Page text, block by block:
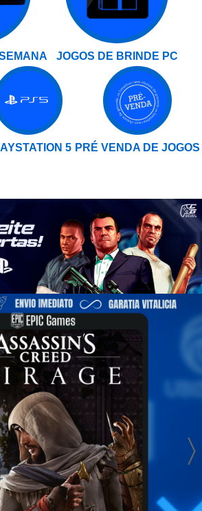
JOGOS DE BRINDE PC
5 PRÉ VENDA DE JOGOS